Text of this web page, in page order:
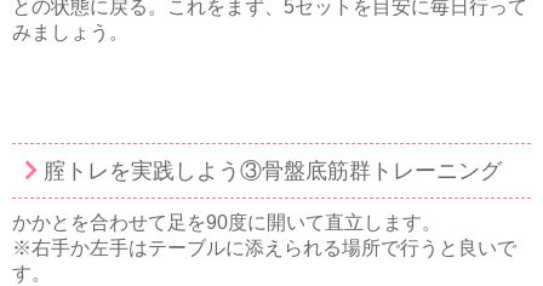
との状態に戻る。これをまず、5セットを目安に毎日行って
みましょう。
腟トレを実践しよう③骨盤底筋群トレーニング
かかとを合わせて足を90度に開いて直立します。
※右手か左手はテーブルに添えられる場所で行うと良いで
す。